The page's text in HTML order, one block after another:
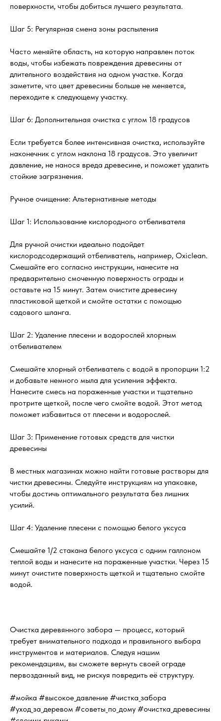
поверхности, чтобы добиться лучшего результата.
Шаг 5: Регулярная смена зоны распыления
Часто меняйте область, на которую направлен поток
воды, чтобы избежать повреждения древесины от
длительного воздействия на одном участке. Когда
заметите, что цвет древесины больше не меняется,
переходите к следующему участку.
Шаг 6: Дополнительная очистка с углом 18 градусов
Если требуется более интенсивная очистка, используйте
наконечник с углом наклона 18 градусов. Это увеличит
давление, не нанося вреда древесине, и поможет удалить
стойкие загрязнения.
Ручное очищение: Альтернативные методы
Шаг 1: Использование кислородного отбеливателя
Для ручной очистки идеально подойдет
кислородсодержащий отбеливатель, например, Oxiclean.
Смешайте его согласно инструкции, нанесите на
предварительно смоченную поверхность ограды и
оставьте на 15 минут. Затем очистите древесину
пластиковой щеткой и смойте остатки с помощью
садового шланга.
Шаг 2: Удаление плесени и водорослей хлорным
отбеливателем
Смешайте хлорный отбеливатель с водой в пропорции 1:2
и добавьте немного мыла для усиления эффекта.
Нанесите смесь на пораженные участки и тщательно
протрите щеткой, после чего смойте водой. Этот метод
поможет избавиться от плесени и водорослей.
Шаг 3: Применение готовых средств для чистки
древесины
В местных магазинах можно найти готовые растворы для
чистки древесины. Следуйте инструкциям на упаковке,
чтобы достичь оптимального результата без лишних
усилий.
Шаг 4: Удаление плесени с помощью белого уксуса
Смешайте 1/2 стакана белого уксуса с одним галлоном
теплой воды и нанесите на пораженные участки. Через 15
минут очистите поверхность щеткой и тщательно смойте
водой.
Очистка деревянного забора — процесс, который
требует внимательного подхода и правильного выбора
инструментов и материалов. Следуя нашим
рекомендациям, вы сможете вернуть своей ограде
первозданный вид, не рискуя повредить её структуру.
#мойка #высокое_давление #чистка_забора
#уход_за_деревом #советы_по_дому #очистка_древесины